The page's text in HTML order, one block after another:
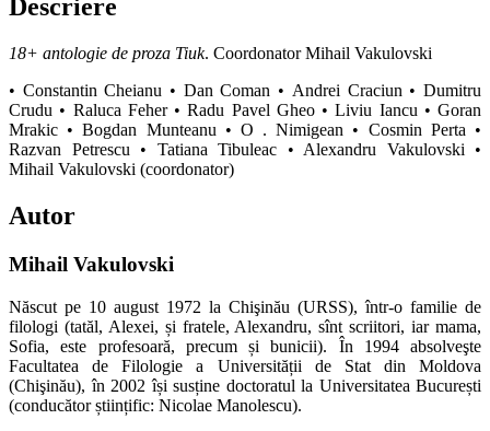
Descriere
18+ antologie de proza Tiuk. Coordonator Mihail Vakulovski
• Constantin Cheianu • Dan Coman • Andrei Craciun • Dumitru
Crudu • Raluca Feher • Radu Pavel Gheo • Liviu Iancu • Goran
Mrakic • Bogdan Munteanu • O . Nimigean • Cosmin Perta •
Razvan Petrescu • Tatiana Tibuleac • Alexandru Vakulovski •
Mihail Vakulovski (coordonator)
Autor
Mihail Vakulovski
Născut pe 10 august 1972 la Chişinău (URSS), într-o familie de
filologi (tatăl, Alexei, și fratele, Alexandru, sînt scriitori, iar mama,
Sofia, este profesoară, precum și bunicii). În 1994 absolveşte
Facultatea de Filologie a Universității de Stat din Moldova
(Chişinău), în 2002 își susține doctoratul la Universitatea București
(conducător științific: Nicolae Manolescu).